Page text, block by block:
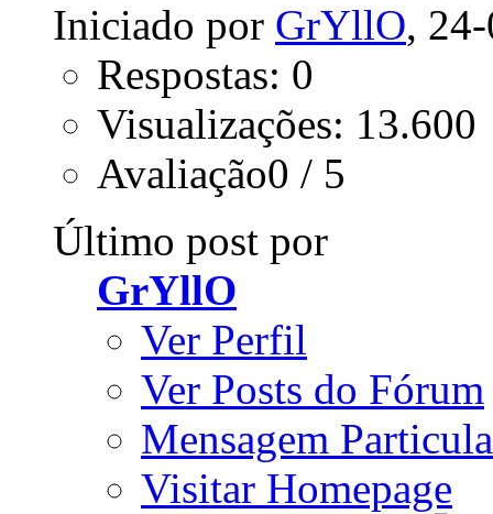
Iniciado por GrYllO,
Respostas: 0
Visualizações: 13.600
Avaliação0 / 5
Último post por
GrYllO
Ver Perfil
Ver Posts do Fórum
Mensagem
Visitar Homepage